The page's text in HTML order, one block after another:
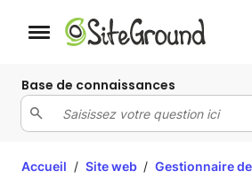
Bouton de navigation mobile
Base de connaissances
Accueil / Site web / Gestionnaire